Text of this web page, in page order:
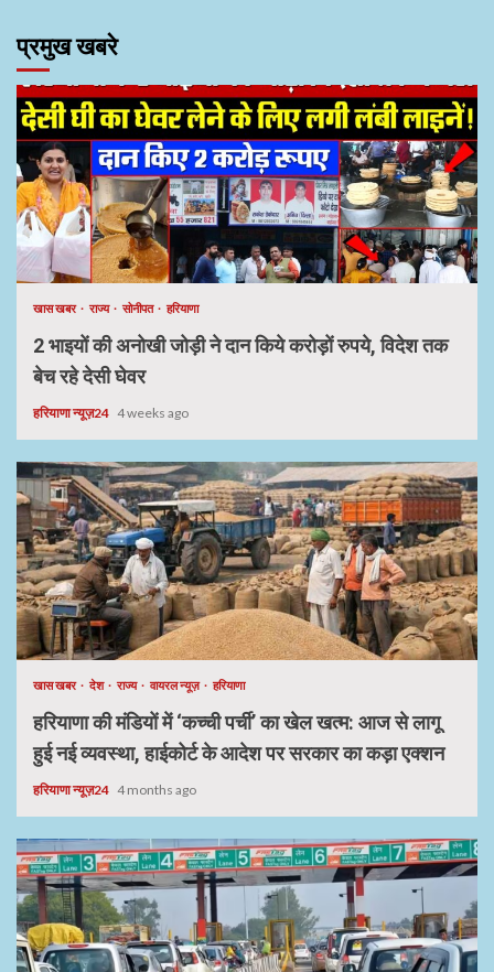
प्रमुख खबरे
खास खबर राज्य सोनीपत हरियाणा
2 भाइयों की अनोखी जोड़ी ने दान किये करोड़ों रुपये, विदेश तक
बेच रहे देसी घेवर
हरियाणा न्यूज़24 4 weeks ago
खास खबर देश राज्य वायरल न्यूज़ हरियाणा
हरियाणा की मंडियों में ‘कच्ची पर्ची’ का खेल खत्म: आज से लागू
हुई नई व्यवस्था, हाईकोर्ट के आदेश पर सरकार का कड़ा एक्शन
हरियाणा न्यूज़24 4 months ago